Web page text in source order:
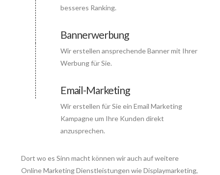
besseres Ranking.
Connector.
Bannerwerbung
Wir erstellen ansprechende Banner mit Ihrer
Werbung für Sie.
Email-Marketing
Wir erstellen für Sie ein Email Marketing
Kampagne um Ihre Kunden direkt
anzusprechen.
Dort wo es Sinn macht können wir auch auf weitere
Online Marketing Dienstleistungen wie Displaymarketing,